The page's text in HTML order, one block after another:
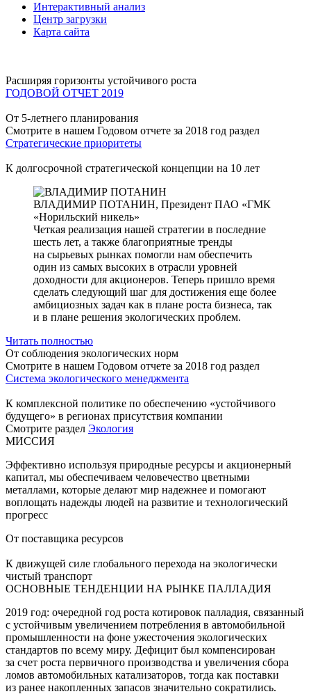
Интерактивный анализ
Центр загрузки
Карта сайта
Расширяя горизонты устойчивого роста
ГОДОВОЙ ОТЧЕТ 2019
От 5-летнего планирования
Смотрите в нашем Годовом отчете за 2018 год раздел
Стратегические приоритеты
К долгосрочной стратегической концепции на 10 лет
ВЛАДИМИР ПОТАНИН, Президент ПАО «ГМК
«Норильский никель»
Четкая реализация нашей стратегии в последние
шесть лет, а также благоприятные тренды
на сырьевых рынках помогли нам обеспечить
один из самых высоких в отрасли уровней
доходности для акционеров. Теперь пришло время
сделать следующий шаг для достижения еще более
амбициозных задач как в плане роста бизнеса, так
и в плане решения экологических проблем.
Читать полностью
От соблюдения экологических норм
Смотрите в нашем Годовом отчете за 2018 год раздел
Система экологического менеджмента
К комплексной политике по обеспечению «устойчивого
будущего» в регионах присутствия компании
Смотрите раздел Экология
МИССИЯ
Эффективно используя природные ресурсы и акционерный
капитал, мы обеспечиваем человечество цветными
металлами, которые делают мир надежнее и помогают
воплощать надежды людей на развитие и технологический
прогресс
От поставщика ресурсов
К движущей силе глобального перехода на экологически
чистый транспорт
ОСНОВНЫЕ ТЕНДЕНЦИИ НА РЫНКЕ ПАЛЛАДИЯ
2019 год: очередной год роста котировок палладия, связанный
с устойчивым увеличением потребления в автомобильной
промышленности на фоне ужесточения экологических
стандартов по всему миру. Дефицит был компенсирован
за счет роста первичного производства и увеличения сбора
ломов автомобильных катализаторов, тогда как поставки
из ранее накопленных запасов значительно сократились.